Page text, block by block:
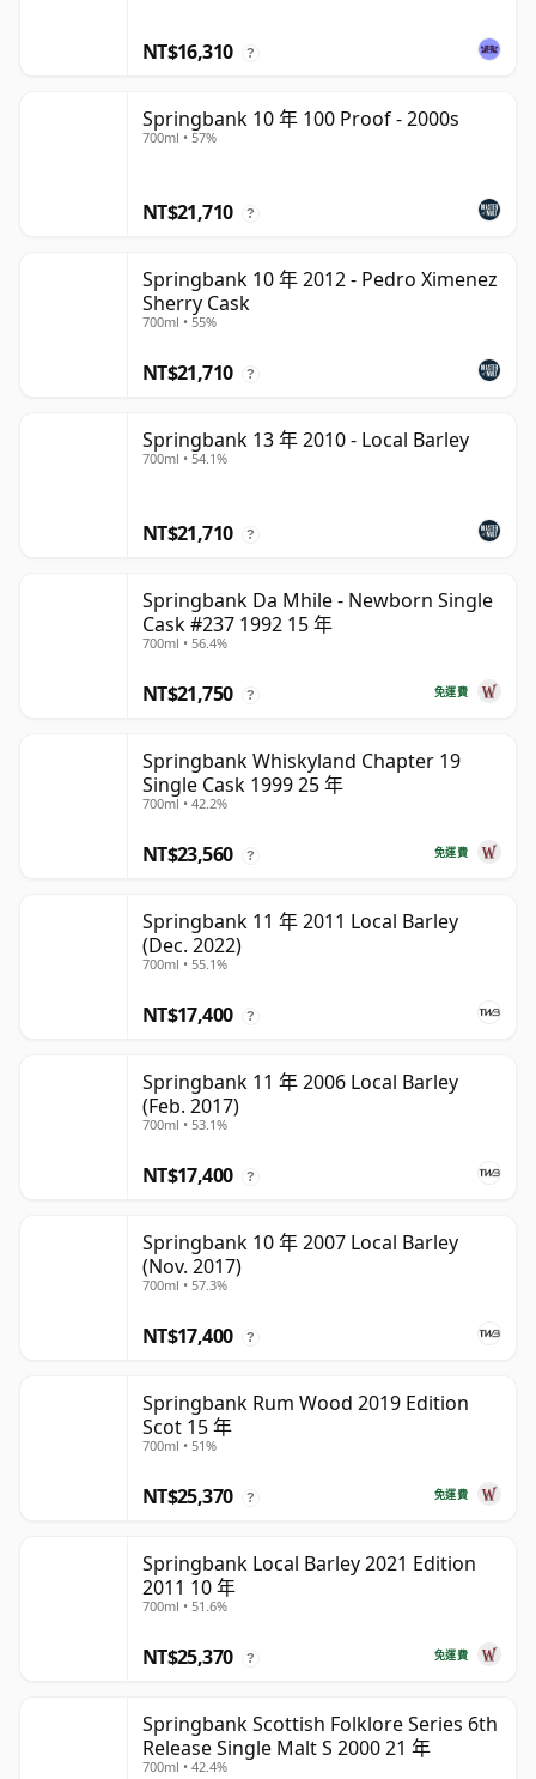
NT$16,310 ?
Springbank 10 年 100 Proof - 2000s
700ml • 57%
NT$21,710 ?
Springbank 10 年 2012 - Pedro Ximenez
Sherry Cask
700ml • 55%
NT$21,710 ?
Springbank 13 年 2010 - Local Barley
700ml • 54.1%
NT$21,710 ?
Springbank Da Mhile - Newborn Single
Cask #237 1992 15 年
700ml • 56.4%
免運費
NT$21,750 ?
Springbank Whiskyland Chapter 19
Single Cask 1999 25 年
700ml • 42.2%
免運費
NT$23,560 ?
Springbank 11 年 2011 Local Barley
(Dec. 2022)
700ml • 55.1%
NT$17,400 ?
Springbank 11 年 2006 Local Barley
(Feb. 2017)
700ml • 53.1%
NT$17,400 ?
Springbank 10 年 2007 Local Barley
(Nov. 2017)
700ml • 57.3%
NT$17,400 ?
Springbank Rum Wood 2019 Edition
Scot 15 年
700ml • 51%
免運費
NT$25,370 ?
Springbank Local Barley 2021 Edition
2011 10 年
700ml • 51.6%
免運費
NT$25,370 ?
Springbank Scottish Folklore Series 6th
Release Single Malt S 2000 21 年
700ml • 42.4%